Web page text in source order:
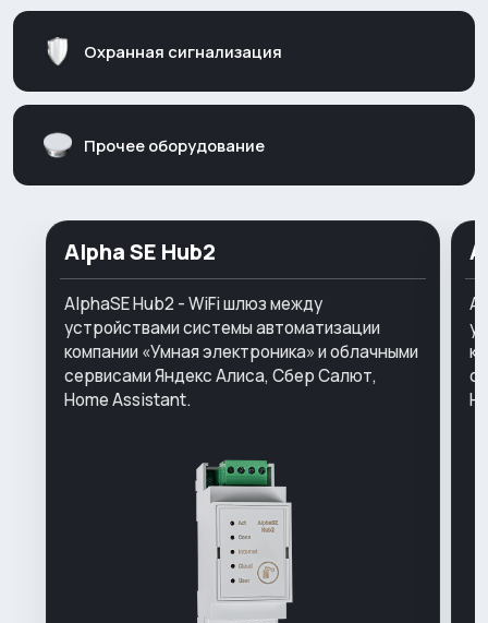
Охранная сигнализация
Прочее оборудование
Alpha SE Hub2
AlphaSE Hub2 - WiFi шлюз между
устройствами системы автоматизации
компании «Умная электроника» и облачными
сервисами Яндекс Алиса, Сбер Салют,
Home Assistant.